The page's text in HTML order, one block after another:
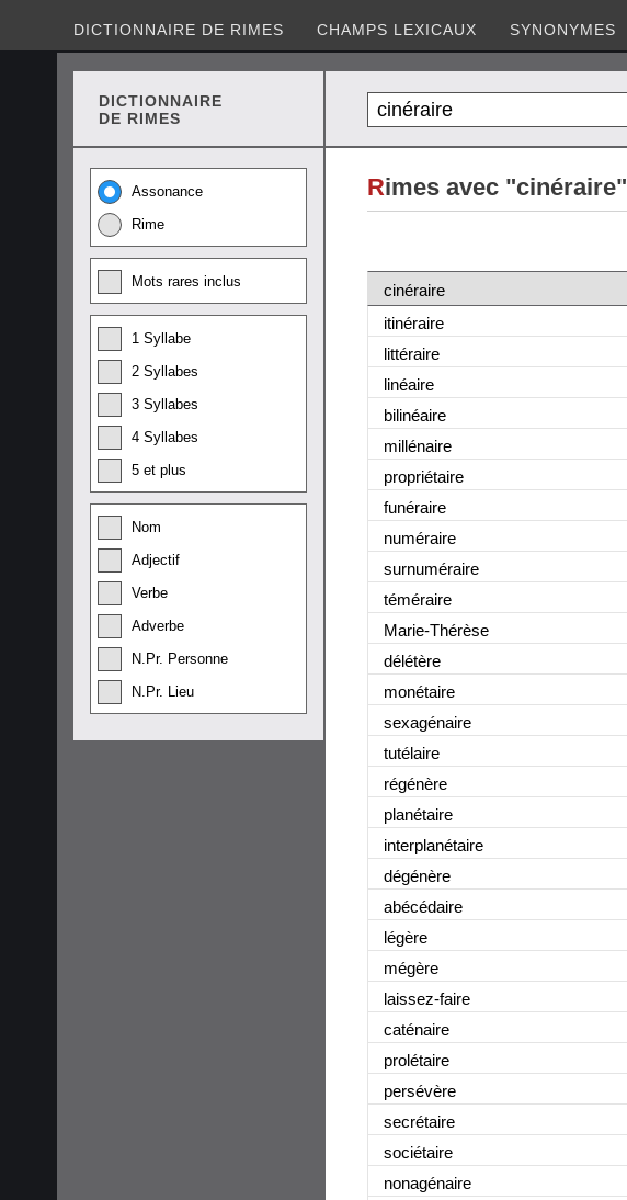
DICTIONNAIRE DE RIMES CHAMPS LEXICAUX SYNONYMES
DICTIONNAIRE
DE RIMES
Assonance
Rime
Mots rares inclus
1 Syllabe
2 Syllabes
3 Syllabes
4 Syllabes
5 et plus
Nom
Adjectif
Verbe
Adverbe
N.Pr. Personne
N.Pr. Lieu
Rimes avec "cinéraire"
cinéraire
itinéraire
littéraire
linéaire
bilinéaire
millénaire
propriétaire
funéraire
numéraire
surnuméraire
téméraire
Marie-Thérèse
délétère
monétaire
sexagénaire
tutélaire
régénère
planétaire
interplanétaire
dégénère
abécédaire
légère
mégère
laissez-faire
caténaire
prolétaire
persévère
secrétaire
sociétaire
nonagénaire